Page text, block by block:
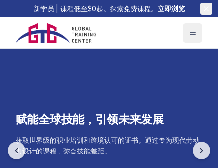
新学员 | 课程低至$0起。探索免费课程。 立即浏览
赋能全球技能，引领未来发展
获取世界级的职业培训和跨境认可的证书。通过专为现代劳动
力设计的课程，弥合技能差距。
获取全球认可的认证
我们的数字徽章和证书符合世界技能大赛标准，被50多个国家
的雇主认可。
在GTC上教学，触达全球
与全球学员分享您的专业知识。上传课程，建立品牌，通过收
入分成模式获利。